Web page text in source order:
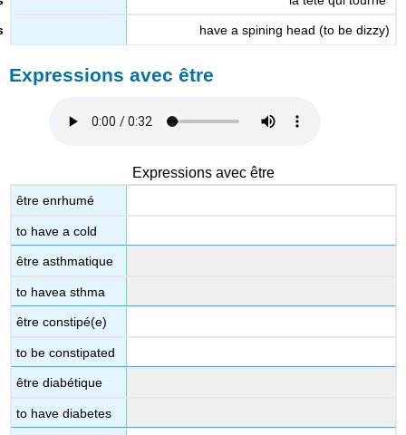
have a spining head (to be dizzy)
Expressions avec être
Expressions avec être
être enrhumé
to have a cold
être asthmatique
to havea sthma
être constipé(e)
to be constipated
être diabétique
to have diabetes